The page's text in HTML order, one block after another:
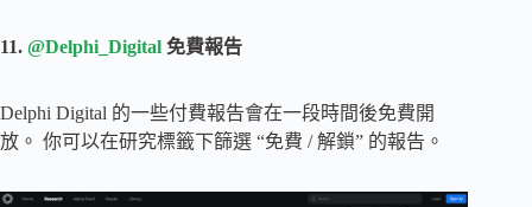
11. @Delphi_Digital 免費報告
Delphi Digital 的一些付費報告會在一段時間後免費開
放。 你可以在研究標籤下篩選 “免費 / 解鎖” 的報告。